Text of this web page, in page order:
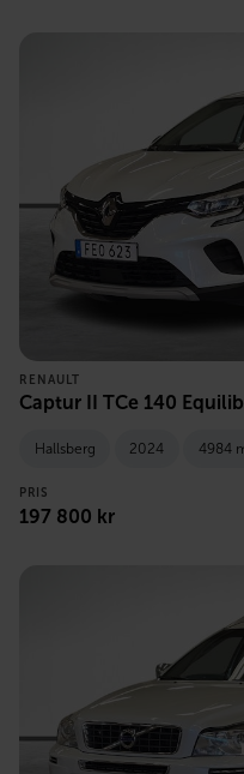
RENAULT
Captur II TCe 140
Hallsberg 2024 4984
PRIS
197 800 kr